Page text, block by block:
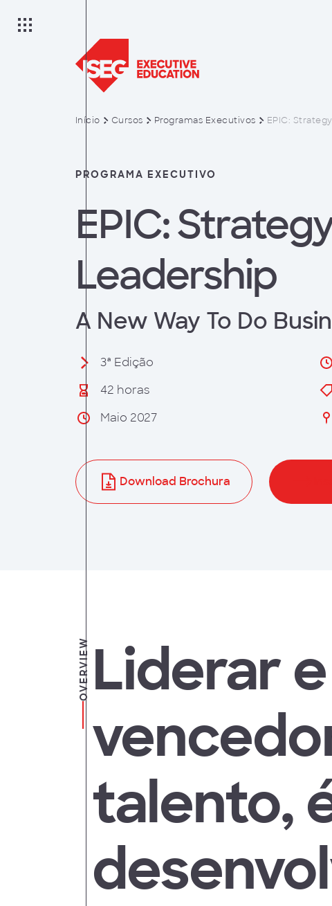
Início Cursos Programas Executivos EPIC:
PROGRAMA EXECUTIVO
EPIC:
Leadership
A New Way To Do
3ª Edição
42 horas
Maio 2027
Download Brochura
OVERVIEWLiderar
talento,